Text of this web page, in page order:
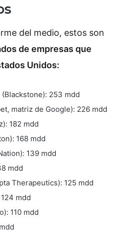
del medio, estos son
de empresas que
Unidos:
253 mdd
matriz de Google): 226 mdd
182 mdd
168 mdd
139 mdd
mdd
Therapeutics): 125 mdd
mdd
110 mdd